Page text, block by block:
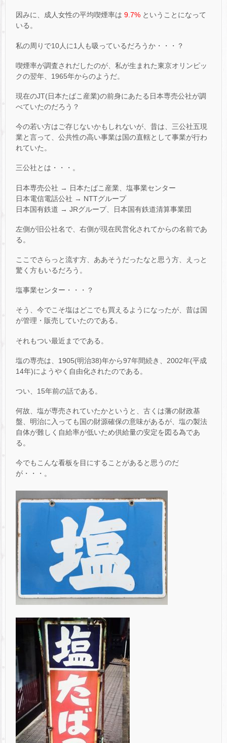
因みに、成人女性の平均喫煙率は 9.7% ということになって
いる。
私の周りで10人に1人も吸っているだろうか・・・？
喫煙率が調査されだしたのが、私が生まれた東京オリンピッ
クの翌年、1965年からのようだ。
現在のJT(日本たばこ産業)の前身にあたる日本専売公社が調
べていたのだろう？
今の若い方はご存じないかもしれないが、昔は、三公社五現
業と言って、公共性の高い事業は国の直轄として事業が行わ
れていた。
三公社とは・・・。
日本専売公社 → 日本たばこ産業、塩事業センター
日本電信電話公社 → NTTグループ
日本国有鉄道 → JRグループ、日本国有鉄道清算事業団
左側が旧公社名で、右側が現在民営化されてからの名前であ
る。
ここでさらっと流す方、ああそうだったなと思う方、えっと
驚く方もいるだろう。
塩事業センター・・・？
そう、今でこそ塩はどこでも買えるようになったが、昔は国
が管理・販売していたのである。
それもつい最近までである。
塩の専売は、1905(明治38)年から97年間続き、2002年(平成
14年)にようやく自由化されたのである。
つい、15年前の話である。
何故、塩が専売されていたかというと、古くは藩の財政基
盤、明治に入っても国の財源確保の意味があるが、塩の製法
自体が難しく自給率が低いため供給量の安定を図る為であ
る。
今でもこんな看板を目にすることがあると思うのだ
が・・・。